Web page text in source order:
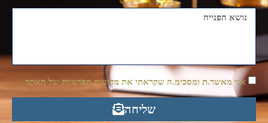
אני מאשר.ת ומסכימ.ה שקראתי את מדיניות הפרטיות של האתר
שליחה